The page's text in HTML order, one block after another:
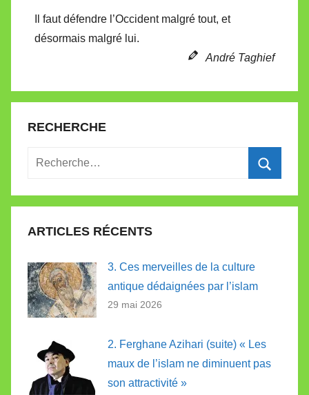
e
t
Il faut défendre l’Occident malgré tout, et
désormais malgré lui.
André Taghief
RECHERCHE
Recherche
:
ARTICLES RÉCENTS
3. Ces merveilles de la culture
antique dédaignées par l’islam
29 mai 2026
2. Ferghane Azihari (suite) « Les
maux de l’islam ne diminuent pas
son attractivité »